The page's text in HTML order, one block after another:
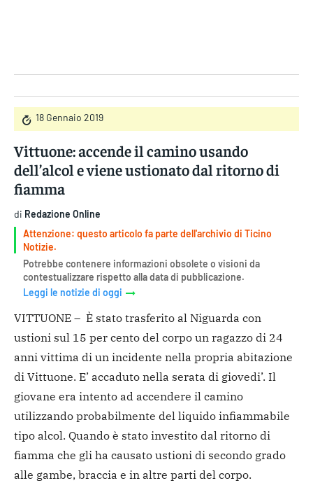
18 Gennaio 2019
Vittuone: accende il camino usando
dell’alcol e viene ustionato dal ritorno di
fiamma
di Redazione Online
Attenzione: questo articolo fa parte dell'archivio di Ticino
Notizie.
Potrebbe contenere informazioni obsolete o visioni da
contestualizzare rispetto alla data di pubblicazione.
Leggi le notizie di oggi
VITTUONE – È stato trasferito al Niguarda con
ustioni sul 15 per cento del corpo un ragazzo di 24
anni vittima di un incidente nella propria abitazione
di Vittuone. E’ accaduto nella serata di giovedi’. Il
giovane era intento ad accendere il camino
utilizzando probabilmente del liquido infiammabile
tipo alcol. Quando è stato investito dal ritorno di
fiamma che gli ha causato ustioni di secondo grado
alle gambe, braccia e in altre parti del corpo.